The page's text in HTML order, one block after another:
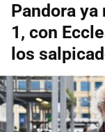
Pandora
1, con
los